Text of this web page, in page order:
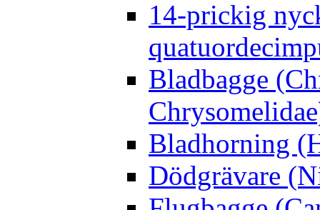
14-prickig
Bladbagge
Bladhorning
Dödgrävare